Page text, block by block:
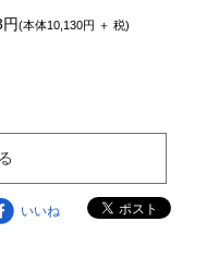
円(本体10,130円 ＋ 税)
いいね